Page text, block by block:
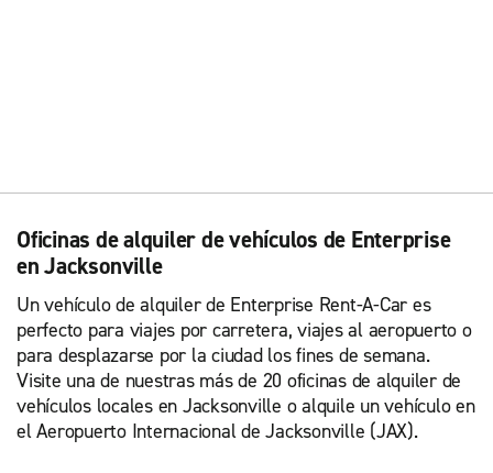
Oficinas de alquiler de vehículos de Enterprise
en Jacksonville
Un vehículo de alquiler de Enterprise Rent-A-Car es
perfecto para viajes por carretera, viajes al aeropuerto o
para desplazarse por la ciudad los fines de semana.
Visite una de nuestras más de 20 oficinas de alquiler de
vehículos locales en Jacksonville o alquile un vehículo en
el Aeropuerto Internacional de Jacksonville (JAX).